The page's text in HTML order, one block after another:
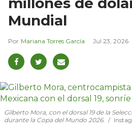
Mundial
Mariana Torres García Jul 23, 2026
Gilberto Mora, con el dorsal 19 de la
durante la Copa del Mundo 2026.